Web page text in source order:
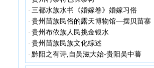
· 三都水族水书《婚嫁卷》婚嫁习俗
· 贵州苗族民俗的露天博物馆—摆贝苗寨
· 贵州布依族人民挑金银水
· 贵州苗族民族文化综述
· 黔阳之有诗,自吴滋大始-贵阳吴中蕃